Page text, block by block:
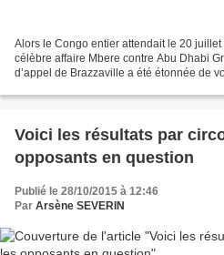
Alors le Congo entier attendait le 20
célèbre affaire Mbere contre Abu Dhabi
d’appel de Brazzaville a été étonnée de
Voici les résultats par
opposants en question
Publié le 28/10/2015 à 12:46
Par Arsène SEVERIN